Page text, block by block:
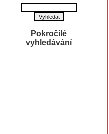
Pokročilé
vyhledávání